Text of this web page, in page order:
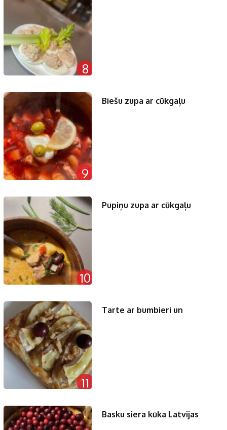
8
9
Biešu zupa ar cūkgaļu
10
Pupiņu zupa ar cūkgaļu
11
Tarte ar bumbieri un
Basku siera kūka Latvijas